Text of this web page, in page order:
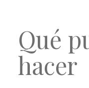
Qué
hacer